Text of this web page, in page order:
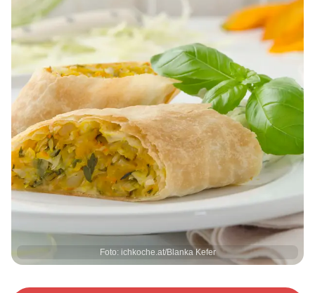
Foto: ichkoche.at/Blanka Kefer